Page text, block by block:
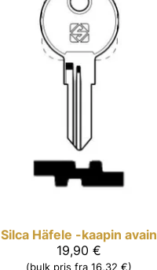
Silca Häfele -kaapin avain
19,90 €
(bulk pris fra 16,32 €)